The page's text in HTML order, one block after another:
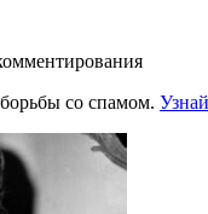
со спамом.